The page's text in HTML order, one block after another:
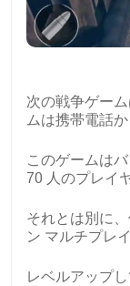
次の戦争ゲー
ムは携帯電話
このゲームは
70 人のプレイ
それとは別に
ン マルチプレ
レベルアップ